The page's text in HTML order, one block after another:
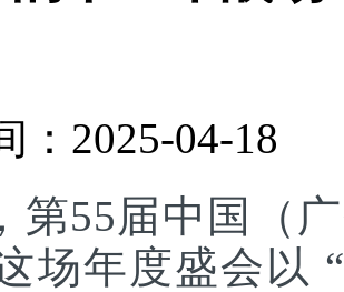
：2025-04-18
第55届中国（
场年度盛会以